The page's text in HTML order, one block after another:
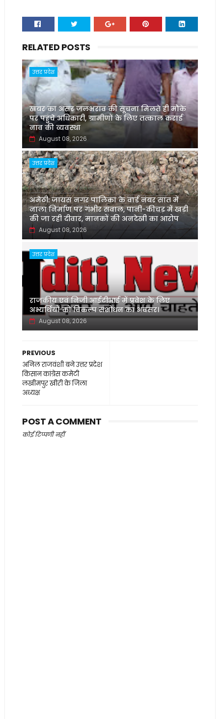
RELATED POSTS
उत्तर प्रदेश
खबर का असर जलभराव की सूचना मिलते ही मौके
पर पहुंचे अधिकारी, ग्रामीणों के लिए तत्काल कराई
नाव की व्यवस्था
August 08, 2026
उत्तर प्रदेश
अमेठी: जायस नगर पालिका के वार्ड नंबर सात में
नाला निर्माण पर गंभीर सवाल, पानी-कीचड़ में खड़ी
की जा रही दीवार, मानकों की अनदेखी का आरोप
August 08, 2026
उत्तर प्रदेश
‌राजकीय एवं निजी आईटीआई में प्रवेश के लिए
अभ्यर्थियों को विकल्प संशोधन का अवसर।
August 08, 2026
PREVIOUS
अनिल राजवंशी बने उत्तर प्रदेश
किसान कांग्रेस कमेटी
लखीमपुर खीरी के जिला
अध्यक्ष
POST A COMMENT
कोई टिप्पणी नहीं